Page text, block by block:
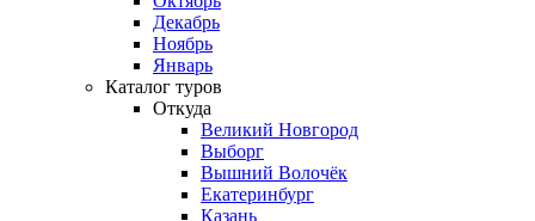
Декабрь
Ноябрь
Январь
Каталог туров
Откуда
Великий Новгород
Выборг
Вышний Волочёк
Екатеринбург
Казань